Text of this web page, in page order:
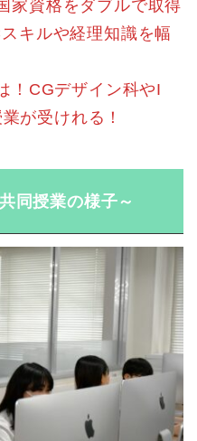
家資格をダブルで取得
キルや経理知識を幅
！CGデザイン科やI
が受けれる！
同授業の様子～